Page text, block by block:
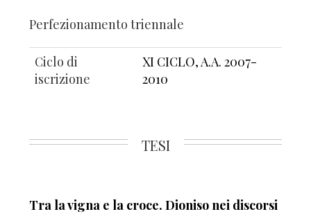
Perfezionamento triennale
Ciclo di
iscrizione
XI CICLO, A.A. 2007-
2010
TESI
Tra la vigna e la croce. Dioniso nei discorsi